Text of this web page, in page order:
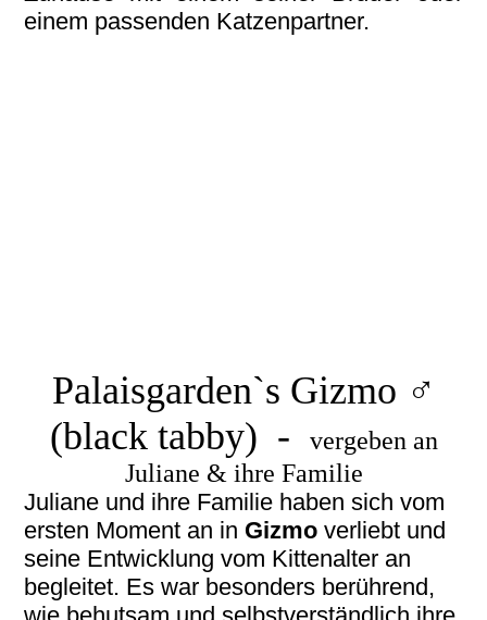
einem passenden Katzenpartner.
Palaisgarden`s Gizmo ♂
(black tabby) -
vergeben an
Juliane & ihre Familie
Juliane und ihre Familie haben sich vom
ersten Moment an in Gizmo verliebt und
seine Entwicklung vom Kittenalter an
begleitet. Es war besonders berührend,